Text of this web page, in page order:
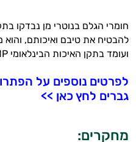
חומרי הגלם בנוטרי מן נבדקו
להבטיח את טיבם ואיכותם, והוא
ועומד בתקן האיכות הבינלאומי GMP.
לפרטים נוספים על
גברים לחץ כאן >>
מחקרים: